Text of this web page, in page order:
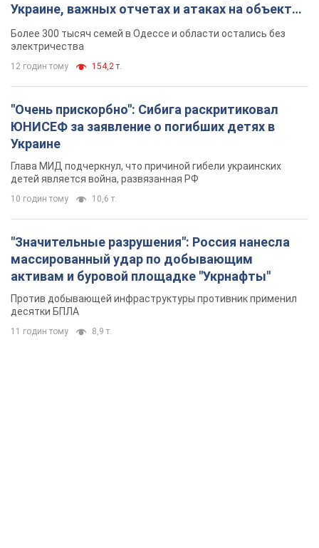
Украине, важных отчетах и атаках на объекты
противника. Видео
Более 300 тысяч семей в Одессе и области остались без
электричества
12 годин тому 154,2 т.
"Очень прискорбно": Сибига раскритиковал
ЮНИСЕФ за заявление о погибших детях в
Украине
Глава МИД подчеркнул, что причиной гибели украинских
детей является война, развязанная РФ
10 годин тому 10,6 т.
"Значительные разрушения": Россия нанесла
массированный удар по добывающим
активам и буровой площадке "Укрнафты"
Против добывающей инфраструктуры противник применил
десятки БПЛА
11 годин тому 8,9 т.